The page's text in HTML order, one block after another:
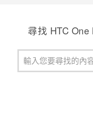
尋找 HTC